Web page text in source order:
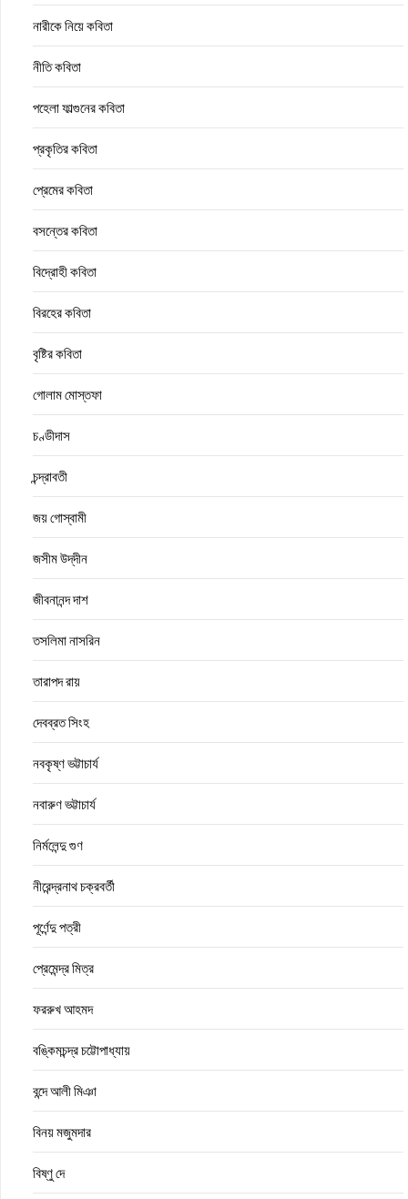
নারীকে নিয়ে কবিতা
নীতি কবিতা
পহেলা ফাল্গুনের কবিতা
প্রকৃতির কবিতা
প্রেমের কবিতা
বসন্তের কবিতা
বিদ্রোহী কবিতা
বিরহের কবিতা
বৃষ্টির কবিতা
গোলাম মোস্তফা
চণ্ডীদাস
চন্দ্রাবতী
জয় গোস্বামী
জসীম উদ্‌দীন
জীবনানন্দ দাশ
তসলিমা নাসরিন
তারাপদ রায়
দেবব্রত সিংহ
নবকৃষ্ণ ভট্টাচার্য
নবারুণ ভট্টাচার্য
নির্মলেন্দু গুণ
নীরেন্দ্রনাথ চক্রবর্তী
পূর্ণেন্দু পত্রী
প্রেমেন্দ্র মিত্র
ফররুখ আহমদ
বঙ্কিমচন্দ্র চট্টোপাধ্যায়
বন্দে আলী মিঞা
বিনয় মজুমদার
বিষ্ণু দে